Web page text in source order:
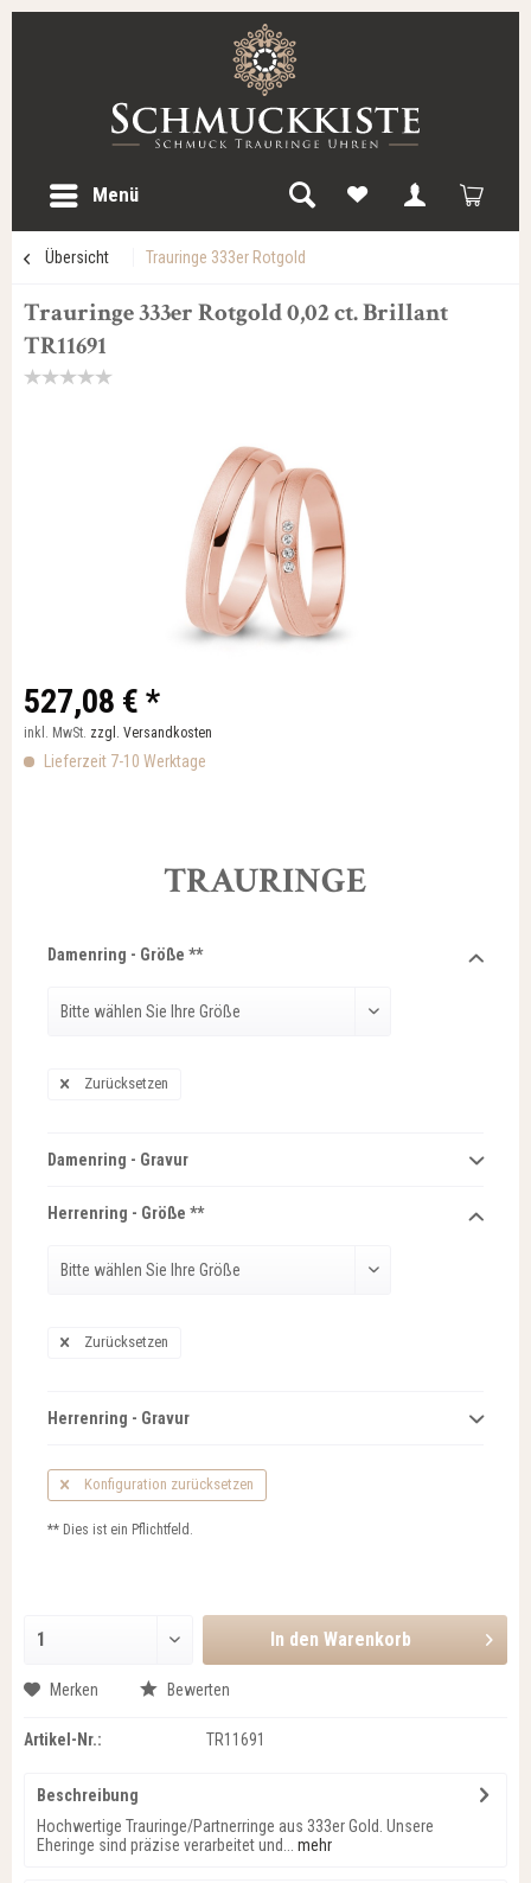
Menü
Übersicht Trauringe 333er Rotgold
Trauringe 333er Rotgold 0,02 ct. Brillant
TR11691
527,08 € *
inkl. MwSt. zzgl. Versandkosten
Lieferzeit 7-10 Werktage
TRAURINGE
Damenring - Größe **
Zurücksetzen
Damenring - Gravur
Herrenring - Größe **
Zurücksetzen
Herrenring - Gravur
Konfiguration zurücksetzen
** Dies ist ein Pflichtfeld.
In den Warenkorb
Merken Bewerten
Artikel-Nr.: TR11691
Beschreibung
Hochwertige Trauringe/Partnerringe aus 333er Gold. Unsere
Eheringe sind präzise verarbeitet und...
mehr